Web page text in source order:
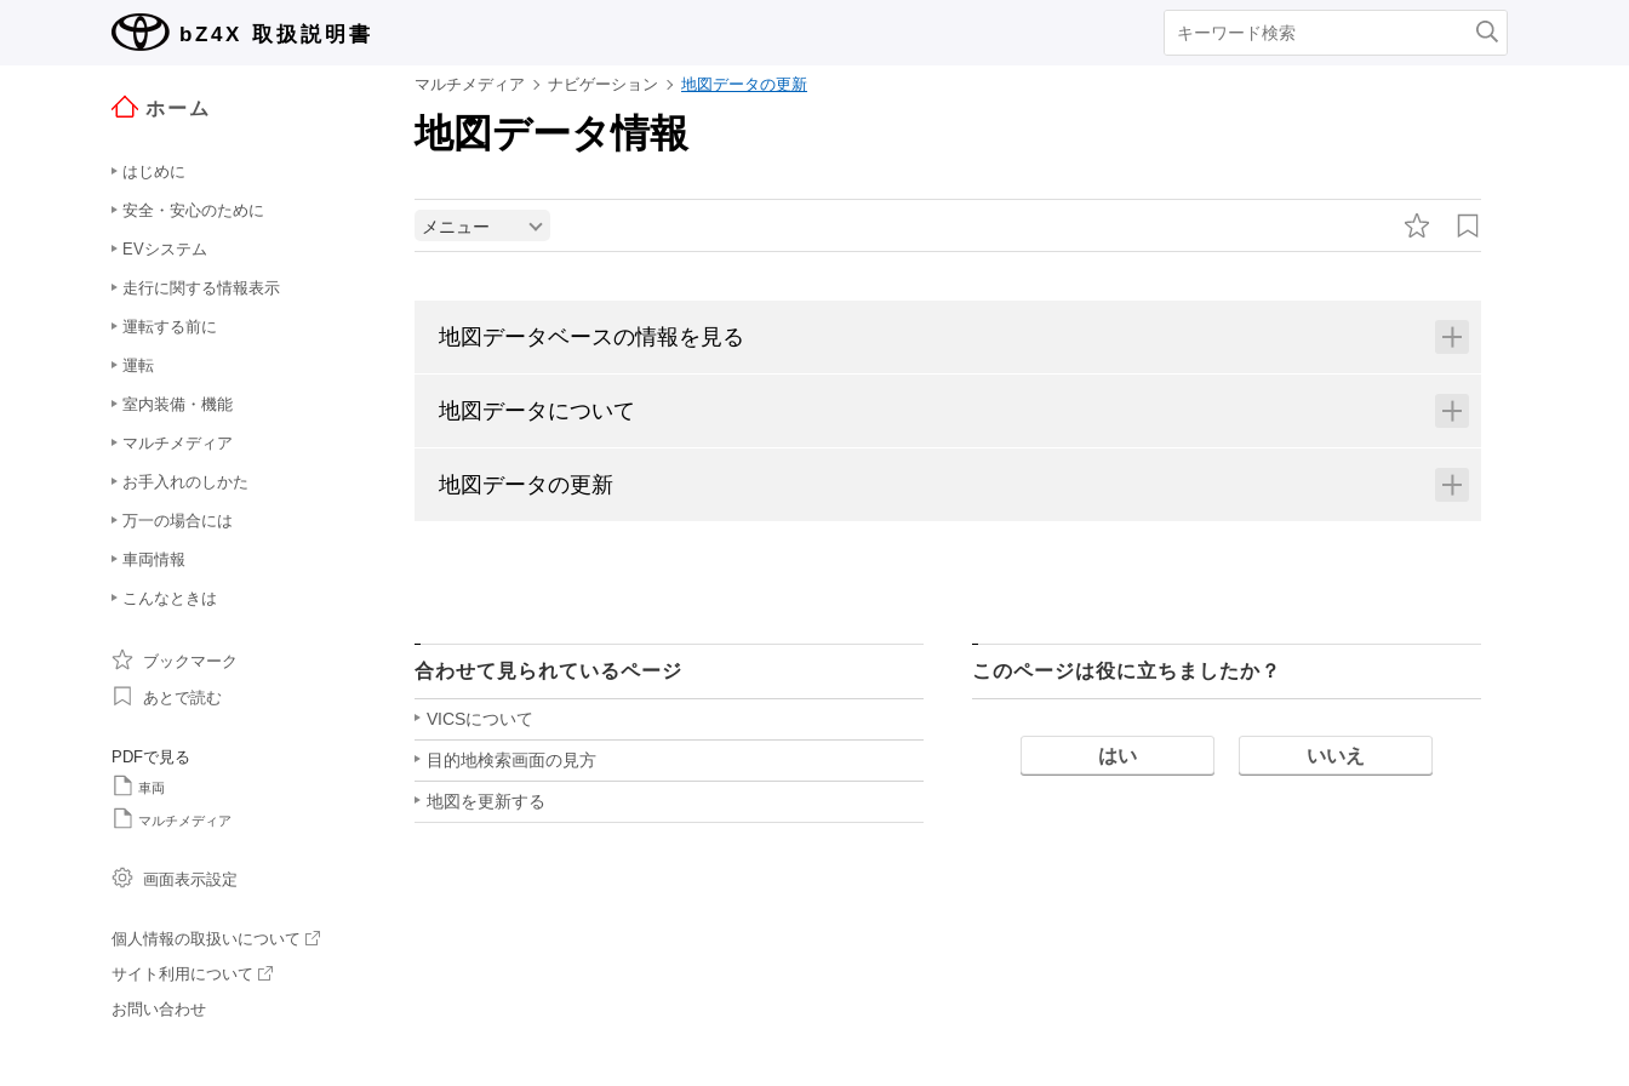
bZ4X 取扱説明書
ホーム
はじめに
安全・安心のために
EVシステム
走行に関する情報表示
運転する前に
運転
室内装備・機能
マルチメディア
お手入れのしかた
万一の場合には
車両情報
こんなときは
ブックマーク
あとで読む
PDFで見る
車両
マルチメディア
画面表示設定
個人情報の取扱いについて
サイト利用について
お問い合わせ
マルチメディア ナビゲーション 地図データの更新
地図データ情報
メニュー
地図データベースの情報を見る
地図データについて
地図データの更新
合わせて見られているページ
VICSについて
目的地検索画面の見方
地図を更新する
このページは役に立ちましたか？
はい いいえ